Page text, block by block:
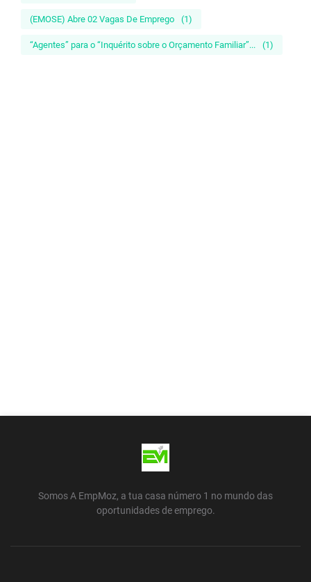
(EMOSE) Abre 02 Vagas De Emprego (1)
“Agentes” para o “Inquérito sobre o Orçamento Familiar”... (1)
Somos A EmpMoz, a tua casa número 1 no mundo das
oportunidades de emprego.